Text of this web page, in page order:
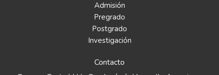
Admisión
Pregrado
Postgrado
Investigación
Contacto